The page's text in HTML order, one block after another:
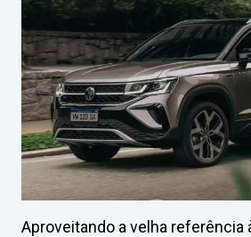
Aproveitando a velha referência